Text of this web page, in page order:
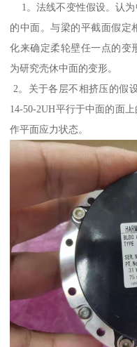
1。法线不变性假设。认为
的中面。与梁的平截面假定
化来确定柔轮壁任一点的变
为研究壳休中面的变形。
2。关于各层不相挤压的假
14-50-2UH平行于中面的面
作平面应力状态。